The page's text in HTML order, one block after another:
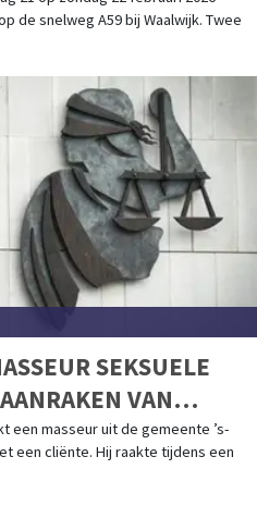
de snelweg A59 bij Waalwijk. Twee
SEKSUELE
VAN
een masseur uit de gemeente ’s-
een cliënte. Hij raakte tijdens een